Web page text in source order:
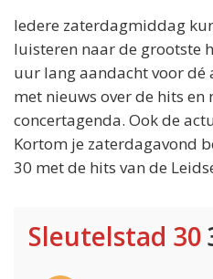
Iedere zaterdagmiddag
luisteren naar de grootste
uur lang aandacht voor
met nieuws over de hits
concertagenda. Ook de
Kortom je zaterdagavond
30 met de hits van de
Sleutelstad 30